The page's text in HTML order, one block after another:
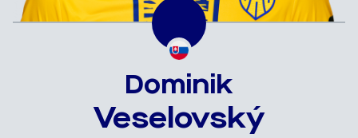
Dominik
Veselovský